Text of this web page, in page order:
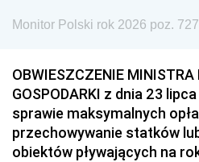
Monitor Polski rok 2026 poz. 727
OBWIESZCZENIE MINISTRA
GOSPODARKI z dnia 23
sprawie maksymalnych
przechowywanie statków
obiektów pływających na